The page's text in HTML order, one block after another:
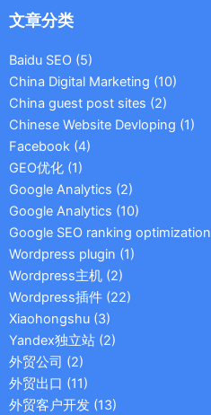
文章分类
Baidu SEO (5)
China Digital Marketing (10)
China guest post sites (2)
Chinese Website Devloping (1)
Facebook (4)
GEO优化 (1)
Google Analytics (2)
Google Analytics (10)
Google SEO ranking optimization
Wordpress plugin (1)
Wordpress主机 (2)
Wordpress插件 (22)
Xiaohongshu (3)
Yandex独立站 (2)
外贸公司 (2)
外贸出口 (11)
外贸客户开发 (13)